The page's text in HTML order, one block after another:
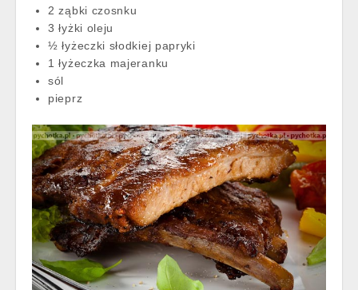
2 ząbki czosnku
3 łyżki oleju
½ łyżeczki słodkiej papryki
1 łyżeczka majeranku
sól
pieprz